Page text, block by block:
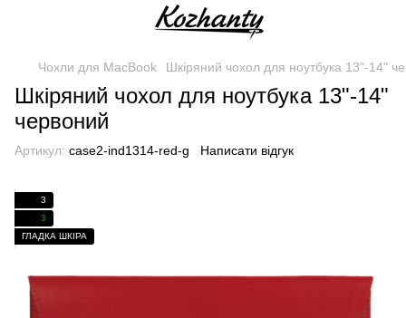
Чохли для MacBook Шкіряний чохол для ноутбука 13"-14"
Шкіряний чохол для ноутбука 13"-14"
червоний
Артикул: case2-ind1314-red-g Написати відгук
3
3
ГЛАДКА ШКІРА